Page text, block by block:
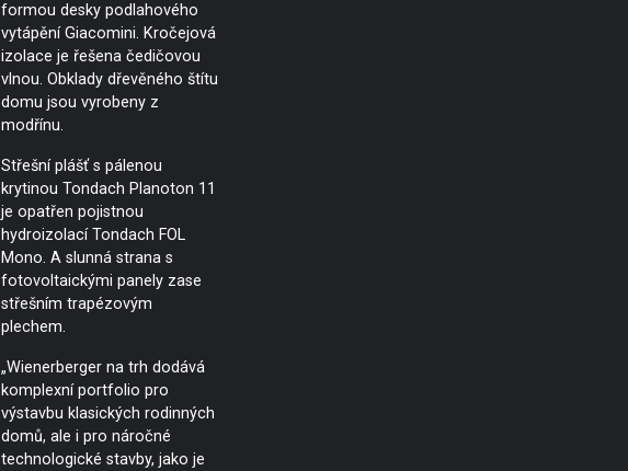
formou desky podlahového
vytápění Giacomini. Kročejová
izolace je řešena čedičovou
vlnou. Obklady dřevěného štítu
domu jsou vyrobeny z
modřínu.
Střešní plášť s pálenou
krytinou Tondach Planoton 11
je opatřen pojistnou
hydroizolací Tondach FOL
Mono. A slunná strana s
fotovoltaickými panely zase
střešním trapézovým
plechem.
„Wienerberger na trh dodává
komplexní portfolio pro
výstavbu klasických rodinných
domů, ale i pro náročné
technologické stavby, jako je